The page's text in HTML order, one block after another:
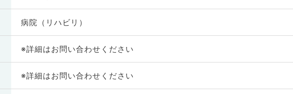
病院（リハビリ）
※詳細はお問い合わせください
※詳細はお問い合わせください